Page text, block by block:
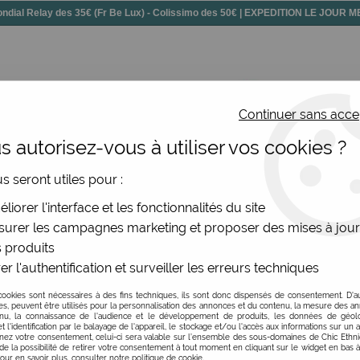
Relay des 35€ (Fr Be Lux) - Colissimo des 50€ | EXPEDITION LE JOUR
Chaussures Bijoux
fantaisie hippie chic
hippie
de vous cherchiez. Ces boucles d'oreilles bohème chic
boucles d’oreille un côté vintage très tendance. Les
PRIX
Continuer sans
autorisez-vous à utiliser vos cookies ?
seront utiles pour :
l'interface et les fonctionnalités du site
les campagnes marketing et proposer des mises à
produits
l'authentification et surveiller les erreurs techniques
sont nécessaires à des fins techniques, ils sont donc dispensés de consentement.
peuvent être utilisés pour la personnalisation des annonces et du contenu, la mesure des
la connaissance de l'audience et le développement de produits, les données de
l'identification par le balayage de l'appareil, le stockage et/ou l'accès aux informations sur un
votre consentement, celui-ci sera valable sur l’ensemble des sous-domaines de Chic
la possibilité de retirer votre consentement à tout moment en cliquant sur le widget en bas
en savoir plus, consulter notre politique de cookie.